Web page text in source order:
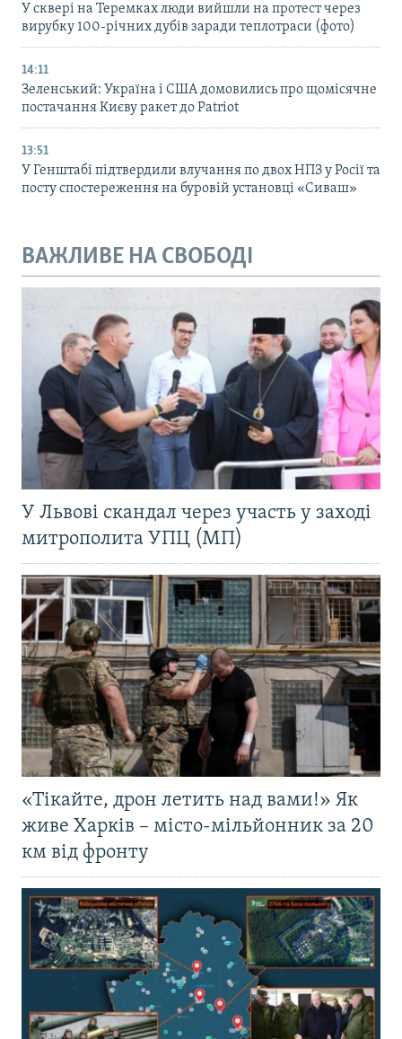
У сквері на Теремках люди вийшли на протест через
вирубку 100-річних дубів заради теплотраси (фото)
14:11
Зеленський: Україна і США домовились про щомісячне
постачання Києву ракет до Patriot
13:51
У Генштабі підтвердили влучання по двох НПЗ у Росії та
посту спостереження на буровій установці «Сиваш»
ВАЖЛИВЕ НА СВОБОДІ
У Львові скандал через участь у заході
митрополита УПЦ (МП)
«Тікайте, дрон летить над вами!» Як
живе Харків – місто-мільйонник за 20
км від фронту